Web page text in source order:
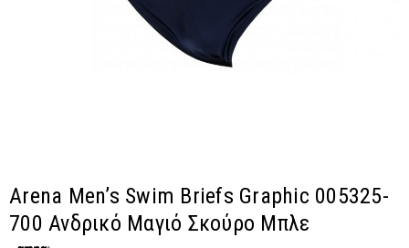
Arena Men’s Swim Briefs Graphic 005325-
700 Ανδρικό Μαγιό Σκούρο Μπλε